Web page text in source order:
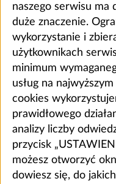
naszego serwisu ma
duże znaczenie.
wykorzystanie i
użytkownikach
minimum
usług na
cookies
prawidłowego
analizy liczby
przycisk
możesz otworzyć
dowiesz się, do